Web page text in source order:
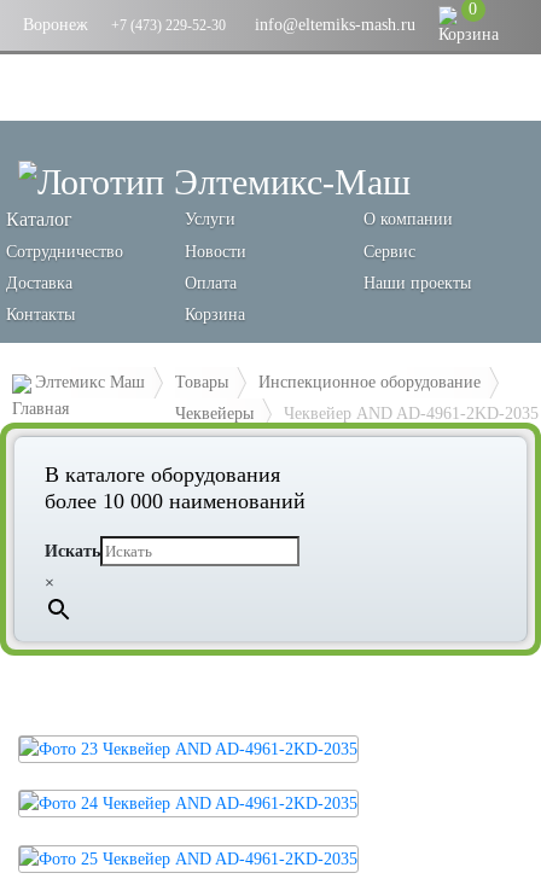
Воронеж +7 (473) 229-52-30 info@eltemiks-mash.ru
0
Каталог Услуги
О компании
Сотрудничество
Новости
Сервис
Доставка
Оплата
Наши проекты
Контакты
Корзина
Элтемикс Маш Товары
Инспекционное оборудование
Чеквейеры
Чеквейер AND AD-4961-2KD-2035
В каталоге оборудования
более 10 000 наименований
Искать
×